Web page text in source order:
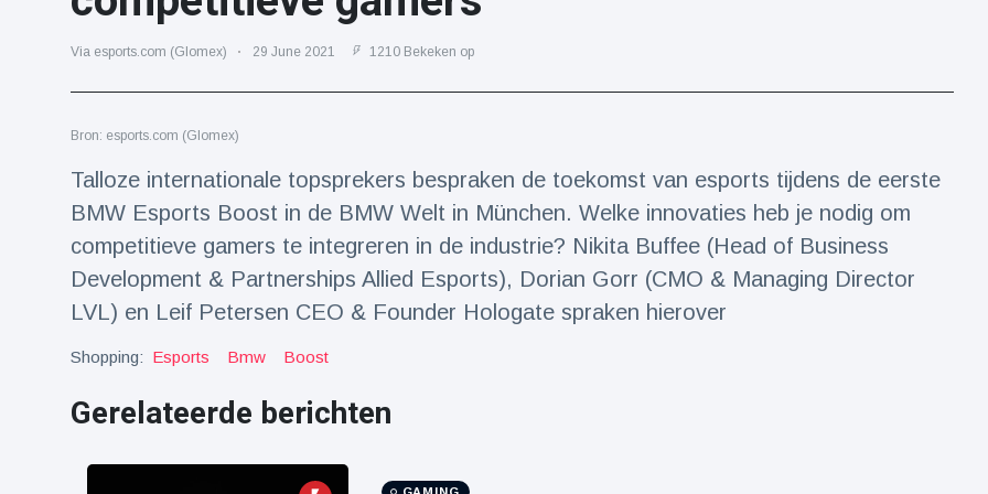
Reizen & Avontuur
(77)
Laatste nieuws
zeedier
op
Adembenemende
beelden:
acrobaat toont
stunts
17 July
31 Bekeken
Een van de
grootste
ter wereld stort
Via esports.com (Glomex) 29 June 2021 1210 Bekeken op
Bron: esports.com (Glomex)
Talloze internationale topsprekers bespraken de toekomst van esports tijdens de eerste
BMW Esports Boost in de BMW Welt in München. Welke innovaties heb je nodig om
competitieve gamers te integreren in de industrie? Nikita Buffee (Head of Business
Development & Partnerships Allied Esports), Dorian Gorr (CMO & Managing Director
LVL) en Leif Petersen CEO & Founder Hologate spraken hierover
Shopping: Esports Bmw Boost
Gerelateerde berichten
GAMING